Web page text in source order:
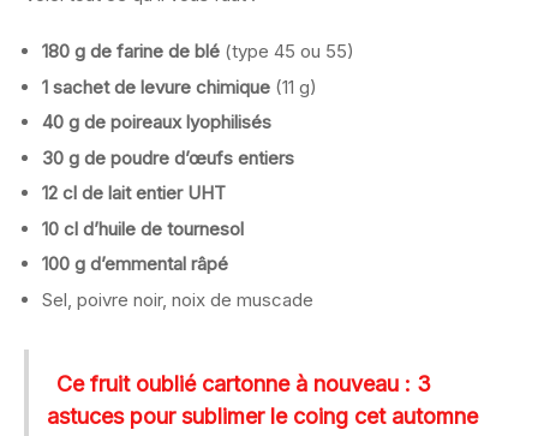
180 g de farine de blé (type 45 ou 55)
1 sachet de levure chimique (11 g)
40 g de poireaux lyophilisés
30 g de poudre d’œufs entiers
12 cl de lait entier UHT
10 cl d’huile de tournesol
100 g d’emmental râpé
Sel, poivre noir, noix de muscade
Ce fruit oublié cartonne à nouveau : 3
astuces pour sublimer le coing cet automne